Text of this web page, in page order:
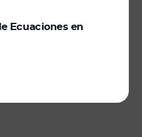
Ecuaciones en